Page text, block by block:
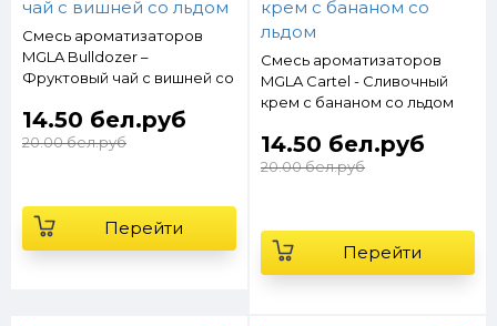
Смесь ароматизаторов
MGLA Bulldozer –
Фруктовый чай с вишней со
14.50 бел.руб
20.00 бел.руб
Перейти
Смесь ароматизаторов
MGLA Cartel - Cливочный
крем с бананом со льдом
14.50 бел.руб
20.00 бел.руб
Перейти